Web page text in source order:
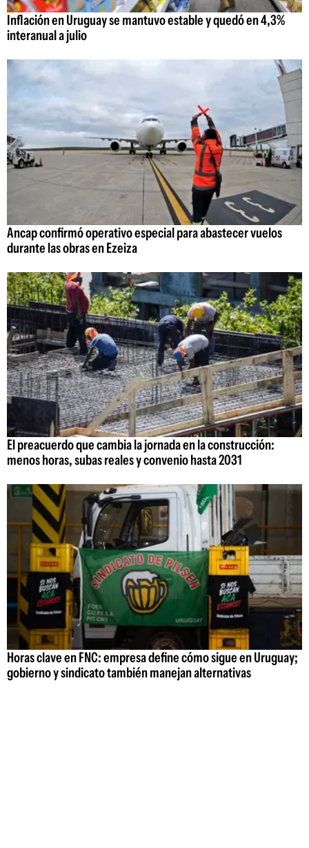
Inflación en Uruguay se mantuvo estable y quedó en 4,3%
interanual a julio
Ancap confirmó operativo especial para abastecer vuelos
durante las obras en Ezeiza
El preacuerdo que cambia la jornada en la construcción:
menos horas, subas reales y convenio hasta 2031
Horas clave en FNC: empresa define cómo sigue en Uruguay;
gobierno y sindicato también manejan alternativas